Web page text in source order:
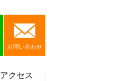
アクセス
お問い合わせ